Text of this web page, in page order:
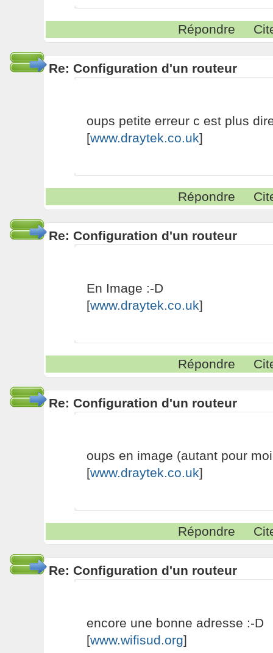
Répondre
Re: Configuration d'un routeur
oups petite erreur c est plus
[www.draytek.co.uk]
Répondre
Re: Configuration d'un routeur
En Image :-D
[www.draytek.co.uk]
Répondre
Re: Configuration d'un routeur
oups en image (autant pour
[www.draytek.co.uk]
Répondre
Re: Configuration d'un routeur
encore une bonne adresse :-D
[www.wifisud.org]